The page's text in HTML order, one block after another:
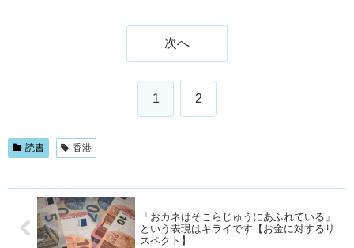
次へ
1 2
読書 香港
「おカネはそこらじゅうにあふれている」
という表現はキライです【お金に対するリ
スペクト】